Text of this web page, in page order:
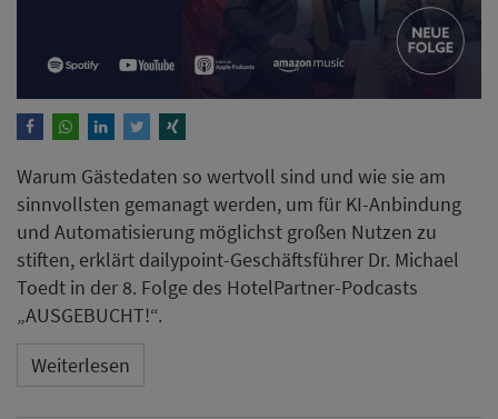
Warum Gästedaten so wertvoll sind und wie sie am
sinnvollsten gemanagt werden, um für KI-Anbindung
und Automatisierung möglichst großen Nutzen zu
stiften, erklärt dailypoint-Geschäftsführer Dr. Michael
Toedt in der 8. Folge des HotelPartner-Podcasts
„AUSGEBUCHT!“.
Weiterlesen